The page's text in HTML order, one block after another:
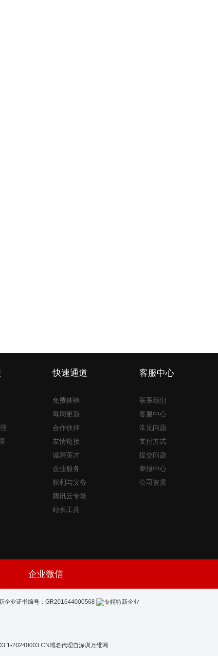
快速通道
免费体验
每周更新
合作伙伴
友情链接
诚聘英才
企业服务
权利与义务
腾讯云专场
站长工具
客服中心
联系我们
客服中心
常见问题
支付方式
提交问题
举报中心
公司资质
企业微信
企业证书编号：GR201644000568
20240003 CN域名代理自深圳万维网